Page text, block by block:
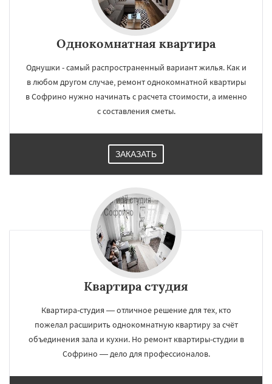
Однокомнатная квартира
Однушки - самый распространенный вариант жилья. Как и
в любом другом случае, ремонт однокомнатной квартиры
в Софрино нужно начинать с расчета стоимости, а именно
с составления сметы.
ЗАКАЗАТЬ
Квартира студия
Квартира-студия — отличное решение для тех, кто
пожелал расширить однокомнатную квартиру за счёт
объединения зала и кухни. Но ремонт квартиры-студии в
Софрино — дело для профессионалов.